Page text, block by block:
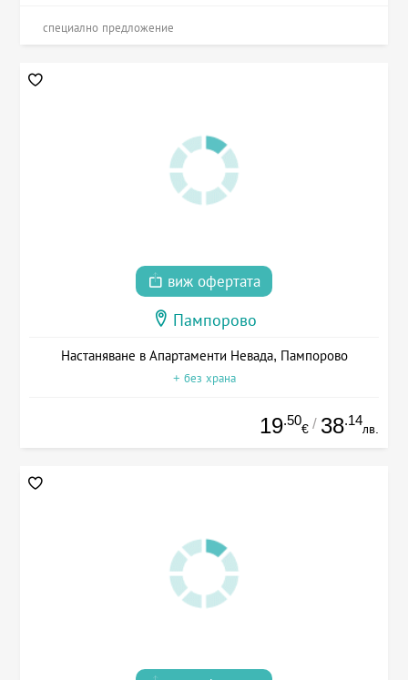
специално предложение
виж офертата
Пампорово
Настаняване в Апартаменти Невада, Пампорово
+ без храна
19.50
€ / 38.14
лв.